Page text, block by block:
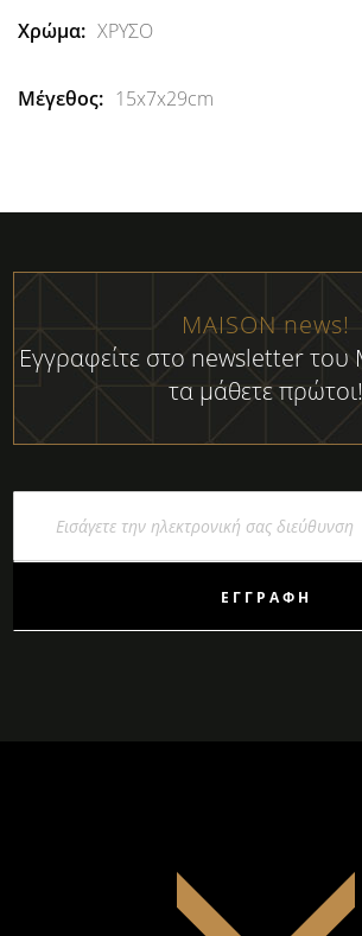
ΧΡΥΣΟ
15x7x29cm
MAISON news!
Εγγραφείτε στο newsletter του
τα μάθετε πρώτοι!
ΕΓΓΡΑΦΉ